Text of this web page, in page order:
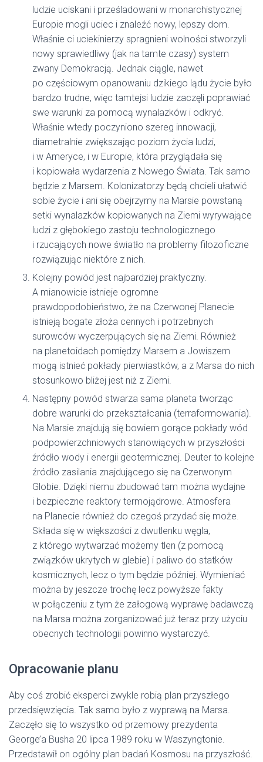
ludzie uciskani i prześladowani w monarchistycznej
Europie mogli uciec i znaleźć nowy, lepszy dom.
Właśnie ci uciekinierzy spragnieni wolności stworzyli
nowy sprawiedliwy (jak na tamte czasy) system
zwany Demokracją. Jednak ciągle, nawet
po częściowym opanowaniu dzikiego lądu życie było
bardzo trudne, więc tamtejsi ludzie zaczęli poprawiać
swe warunki za pomocą wynalazków i odkryć.
Właśnie wtedy poczyniono szereg innowacji,
diametralnie zwiększając poziom życia ludzi,
i w Ameryce, i w Europie, która przyglądała się
i kopiowała wydarzenia z Nowego Świata. Tak samo
będzie z Marsem. Kolonizatorzy będą chcieli ułatwić
sobie życie i ani się obejrzymy na Marsie powstaną
setki wynalazków kopiowanych na Ziemi wyrywające
ludzi z głębokiego zastoju technologicznego
i rzucających nowe światło na problemy filozoficzne
rozwiązując niektóre z nich.
Kolejny powód jest najbardziej praktyczny.
A mianowicie istnieje ogromne
prawdopodobieństwo, że na Czerwonej Planecie
istnieją bogate złoża cennych i potrzebnych
surowców wyczerpujących się na Ziemi. Również
na planetoidach pomiędzy Marsem a Jowiszem
mogą istnieć pokłady pierwiastków, a z Marsa do nich
stosunkowo bliżej jest niż z Ziemi.
Następny powód stwarza sama planeta tworząc
dobre warunki do przekształcania (terraformowania).
Na Marsie znajdują się bowiem gorące pokłady wód
podpowierzchniowych stanowiących w przyszłości
źródło wody i energii geotermicznej. Deuter to kolejne
źródło zasilania znajdującego się na Czerwonym
Globie. Dzięki niemu zbudować tam można wydajne
i bezpieczne reaktory termojądrowe. Atmosfera
na Planecie również do czegoś przydać się może.
Składa się w większości z dwutlenku węgla,
z którego wytwarzać możemy tlen (z pomocą
związków ukrytych w glebie) i paliwo do statków
kosmicznych, lecz o tym będzie później. Wymieniać
można by jeszcze trochę lecz powyższe fakty
w połączeniu z tym że załogową wyprawę badawczą
na Marsa można zorganizować już teraz przy użyciu
obecnych technologii powinno wystarczyć.
Opracowanie planu
Aby coś zrobić eksperci zwykle robią plan przyszłego
przedsięwzięcia. Tak samo było z wyprawą na Marsa.
Zaczęło się to wszystko od przemowy prezydenta
George’a Busha 20 lipca 1989 roku w Waszyngtonie.
Przedstawił on ogólny plan badań Kosmosu na przyszłość.